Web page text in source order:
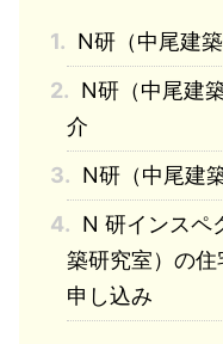
1. N研（中尾建
2. N研（中尾建
介
3. N研（中尾建
4. N 研インスペ
築研究室）の
申し込み